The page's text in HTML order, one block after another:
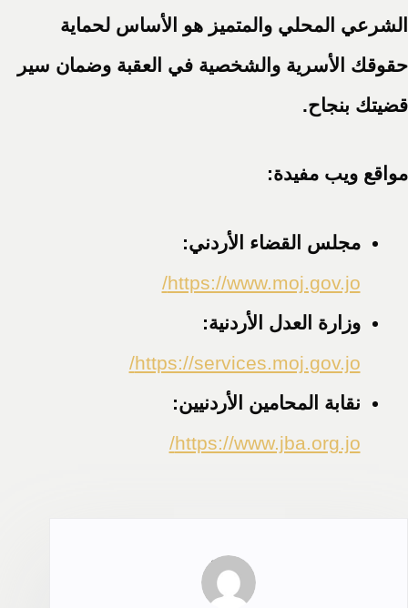
الشرعي المحلي والمتميز هو الأساس لحماية
حقوقك الأسرية والشخصية في العقبة وضمان سير
قضيتك بنجاح.
مواقع ويب مفيدة:
مجلس القضاء الأردني:
https://www.moj.gov.jo/
وزارة العدل الأردنية:
https://services.moj.gov.jo/
نقابة المحامين الأردنيين:
https://www.jba.org.jo/